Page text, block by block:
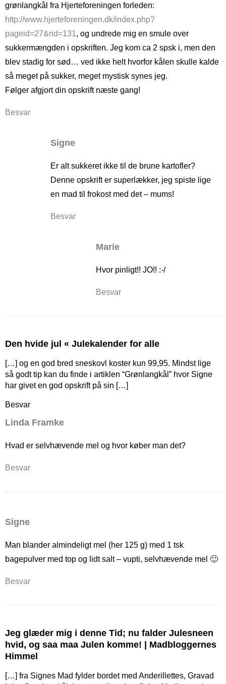
grønlangkål fra Hjerteforeningen forleden:
http://www.hjerteforeningen.dk/index.php?
pageid=27&rid=131, og undrede mig en smule over
sukkermængden i opskriften. Jeg kom ca 2 spsk i, men den
blev stadig for sød… ved ikke helt hvorfor kålen skulle kalde
så meget på sukker, meget mystisk synes jeg.
Følger afgjort din opskrift næste gang!
Besvar
Signe
Er alt sukkeret ikke til de brune kartofler?
Denne opskrift er superlækker, jeg spiste lige
en mad til frokost med det – mums!
Besvar
Marie
Hvor pinligt!! JO!! :-/
Besvar
Den hvide jul « Julekalender for alle
[…] og en god bred sneskovl koster kun 99,95. Mindst lige
så godt tip kan du finde i artiklen “Grønlangkål” hvor Signe
har givet en god opskrift på sin […]
Besvar
Linda Framke
Hvad er selvhævende mel og hvor køber man det?
Besvar
Signe
Man blander almindeligt mel (her 125 g) med 1 tsk
bagepulver med top og lidt salt – vupti, selvhævende mel 🙂
Besvar
Jeg glæder mig i denne Tid; nu falder Julesneen
hvid, og saa maa Julen komme! | Madbloggernes
Himmel
[…] fra Signes Mad fylder bordet med Anderillettes, Gravad